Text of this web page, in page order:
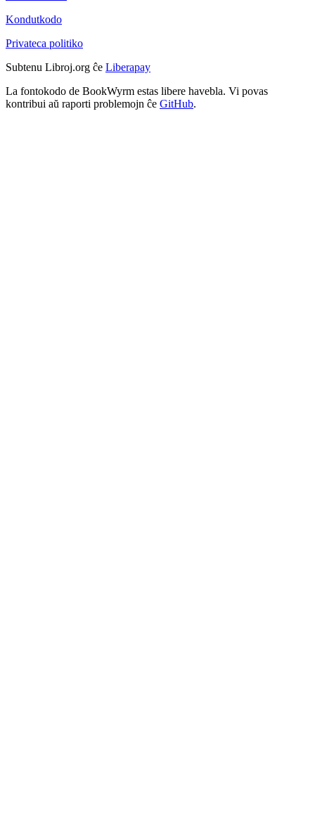
Kondutkodo
Privateca politiko
Subtenu Libroj.org ĉe Liberapay
La fontokodo de BookWyrm estas libere havebla. Vi povas
kontribui aŭ raporti problemojn ĉe GitHub.